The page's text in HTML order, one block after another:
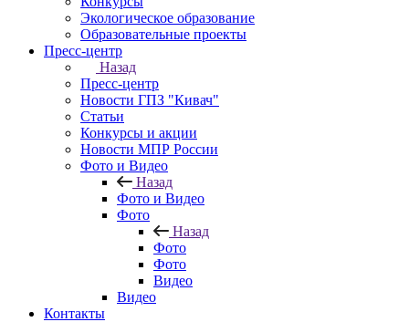
Экологическое образование
Образовательные проекты
Пресс-центр
Назад
Пресс-центр
Новости ГПЗ "Кивач"
Статьи
Конкурсы и акции
Новости МПР России
Фото и Видео
Назад
Фото и Видео
Фото
Назад
Фото
Фото
Видео
Видео
Контакты